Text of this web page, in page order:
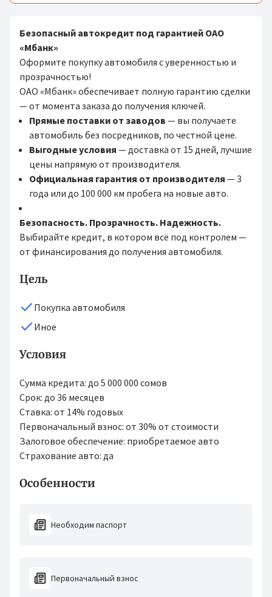
Безопасный автокредит под гарантией ОАО
«Мбанк»
Оформите покупку автомобиля с уверенностью и
прозрачностью!
ОАО «Мбанк» обеспечивает полную гарантию сделки
— от момента заказа до получения ключей.
Прямые поставки от заводов — вы получаете
автомобиль без посредников, по честной цене.
Выгодные условия — доставка от 15 дней, лучшие
цены напрямую от производителя.
Официальная гарантия от производителя — 3
года или до 100 000 км пробега на новые авто.
Безопасность. Прозрачность. Надежность.
Выбирайте кредит, в котором всё под контролем —
от финансирования до получения автомобиля.
Цель
Покупка автомобиля
Иное
Условия
Сумма кредита: до 5 000 000 сомов
Срок: до 36 месяцев
Ставка: от 14% годовых
Первоначальный взнос: от 30% от стоимости
Залоговое обеспечение: приобретаемое авто
Страхование авто: да
Особенности
Необходим паспорт
Первоначальный взнос